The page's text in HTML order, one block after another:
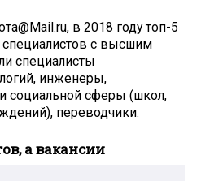
в 2018 году топ-5
специалистов с высшим
специалисты
инженеры,
социальной сферы (школ,
переводчики.
а вакансии